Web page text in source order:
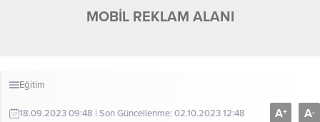
MOBİL REKLAM ALANI
Eğitim
18.09.2023 09:48 | Son Güncellenme: 02.10.2023 12:48 A+ A-